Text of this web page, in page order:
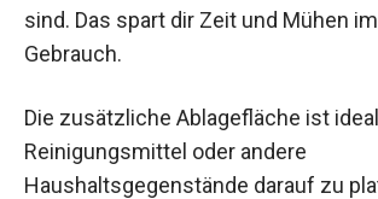
sind. Das spart dir Zeit und Mühen
Gebrauch.
Die zusätzliche Ablagefläche ist
Reinigungsmittel oder andere
Haushaltsgegenstände darauf zu